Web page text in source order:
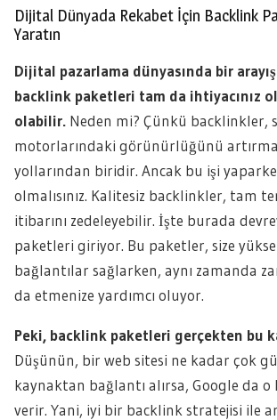
Dijital Dünyada Rekabet İçin Backlink
Yaratın
Dijital pazarlama dünyasında bir
backlink paketleri tam da ihtiyacınız
olabilir. Neden mi? Çünkü backlinkler,
motorlarındaki görünürlüğünü
yollarından biridir. Ancak bu işi
olmalısınız. Kalitesiz backlinkler, tam
itibarını zedeleyebilir. İşte burada
paketleri giriyor. Bu paketler, size
bağlantılar sağlarken, aynı zamanda
da etmenize yardımcı oluyor.
Peki, backlink paketleri gerçekten bu
Düşünün, bir web sitesi ne kadar çok
kaynaktan bağlantı alırsa, Google da
verir. Yani, iyi bir backlink stratejisi ile